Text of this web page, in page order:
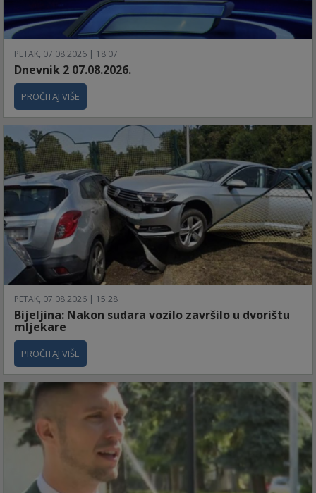
PETAK, 07.08.2026 | 18:07
Dnevnik 2 07.08.2026.
PROČITAJ VIŠE
PETAK, 07.08.2026 | 15:28
Bijeljina: Nakon sudara vozilo završilo u dvorištu
mljekare
PROČITAJ VIŠE